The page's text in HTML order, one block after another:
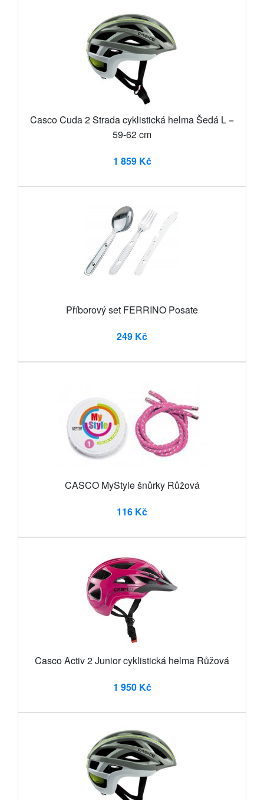
Casco Cuda 2 Strada cyklistická helma Šedá L =
59-62 cm
1 859 Kč
Příborový set FERRINO Posate
249 Kč
CASCO MyStyle šnůrky Růžová
116 Kč
Casco Activ 2 Junior cyklistická helma Růžová
1 950 Kč